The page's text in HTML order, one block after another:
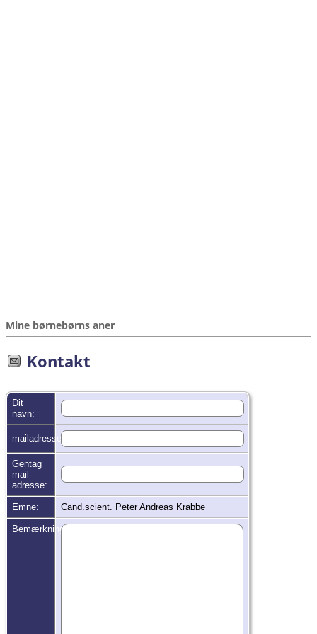
Mine børnebørns aner
Kontakt
Dit
navn:
mailadresse:
Gentag
mail-
adresse:
Emne: Cand.scient. Peter Andreas Krabbe
Bemærkninger: